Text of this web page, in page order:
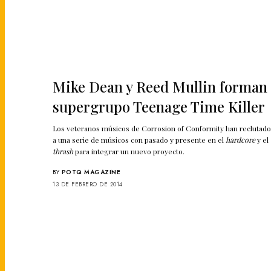
Mike Dean y Reed Mullin forman
supergrupo Teenage Time Killer
Los veteranos músicos de Corrosion of Conformity han reclutado
a una serie de músicos con pasado y presente en el hardcorey el
thrashpara integrar un nuevo proyecto.
BY POTQ MAGAZINE
13 DE FEBRERO DE 2014